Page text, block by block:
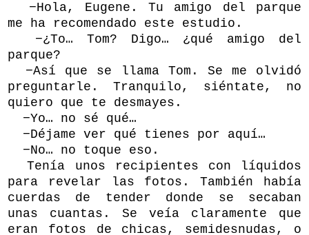
−Hola, Eugene. Tu amigo del parque
me ha recomendado este estudio.
−¿To… Tom? Digo… ¿qué amigo del
parque?
−Así que se llama Tom. Se me olvidó
preguntarle. Tranquilo, siéntate, no
quiero que te desmayes.
−Yo… no sé qué…
−Déjame ver qué tienes por aquí…
−No… no toque eso.
Tenía unos recipientes con líquidos
para revelar las fotos. También había
cuerdas de tender donde se secaban
unas cuantas. Se veía claramente que
eran fotos de chicas, semidesnudas, o